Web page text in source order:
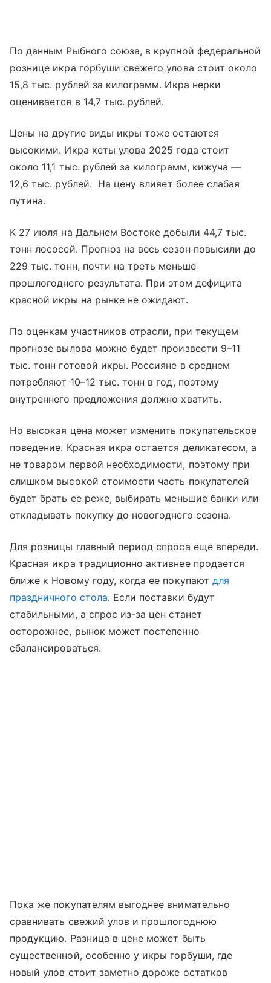
По данным Рыбного союза, в крупной федеральной
рознице икра горбуши свежего улова стоит около
15,8 тыс. рублей за килограмм. Икра нерки
оценивается в 14,7 тыс. рублей.
Цены на другие виды икры тоже остаются
высокими. Икра кеты улова 2025 года стоит
около 11,1 тыс. рублей за килограмм, кижуча —
12,6 тыс. рублей. На цену влияет более слабая
путина.
К 27 июля на Дальнем Востоке добыли 44,7 тыс.
тонн лососей. Прогноз на весь сезон повысили до
229 тыс. тонн, почти на треть меньше
прошлогоднего результата. При этом дефицита
красной икры на рынке не ожидают.
По оценкам участников отрасли, при текущем
прогнозе вылова можно будет произвести 9–11
тыс. тонн готовой икры. Россияне в среднем
потребляют 10–12 тыс. тонн в год, поэтому
внутреннего предложения должно хватить.
Но высокая цена может изменить покупательское
поведение. Красная икра остается деликатесом, а
не товаром первой необходимости, поэтому при
слишком высокой стоимости часть покупателей
будет брать ее реже, выбирать меньшие банки или
откладывать покупку до новогоднего сезона.
Для розницы главный период спроса еще впереди.
Красная икра традиционно активнее продается
ближе к Новому году, когда ее покупают для
праздничного стола. Если поставки будут
стабильными, а спрос из-за цен станет
осторожнее, рынок может постепенно
сбалансироваться.
Пока же покупателям выгоднее внимательно
сравнивать свежий улов и прошлогоднюю
продукцию. Разница в цене может быть
существенной, особенно у икры горбуши, где
новый улов стоит заметно дороже остатков